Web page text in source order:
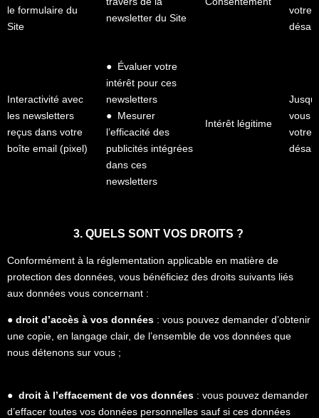
le formulaire du
Site
newsletter du Site
votre
Interactivité avec
les newsletters
reçus dans votre
boîte email (pixel)
● Évaluer votre
intérêt pour ces
newsletters
● Mesurer
l’efficacité des
publicités intégrées
dans ces
newsletters
Intérêt légitime
vous
votre
3. QUELS SONT VOS DROITS ?
Conformément à la réglementation applicable en matière de
protection des données, vous bénéficiez des droits suivants liés
aux données vous concernant :
● droit d’accès à vos données : vous pouvez demander d’obtenir
une copie, en langage clair, de l’ensemble de vos données que
nous détenons sur vous ;
● droit à l’effacement de vos données : vous pouvez demander
d’effacer toutes vos données personnelles sauf si ces données